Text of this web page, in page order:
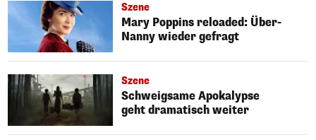
Szene
Mary Poppins reloaded: Über-
Nanny wieder gefragt
Szene
Schweigsame Apokalypse
geht dramatisch weiter